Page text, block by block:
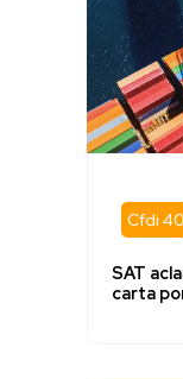
Cfdi 40
SAT
carta